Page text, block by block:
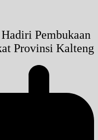
Pembukaan
Provinsi Kalteng